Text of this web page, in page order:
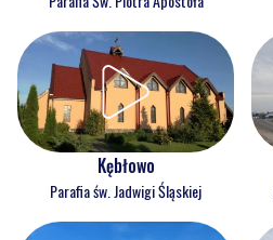
Kębłowo
Parafia św. Jadwigi Śląskiej